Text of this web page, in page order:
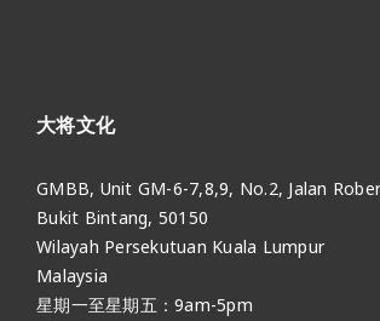
大将文化
GMBB, Unit GM-6-7,8,9, No.2, Jalan
Bukit Bintang, 50150
Wilayah Persekutuan Kuala Lumpur
Malaysia
星期一至星期五：9am-5pm